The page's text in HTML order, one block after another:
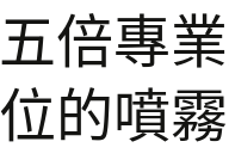
倍專
的噴